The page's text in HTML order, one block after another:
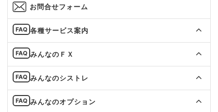
お問合せフォーム
各種サービス案内
みんなのＦＸ
みんなのシストレ
みんなのオプション